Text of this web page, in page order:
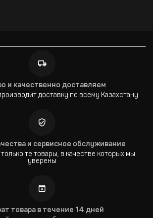
и качественно доставляем
доставку по всему Казахстану
и сервисное обслуживание
те товары, в качестве которых мы
уверены
товара в течение 14 дней